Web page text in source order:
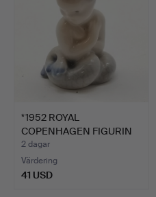
*1952 ROYAL
COPENHAGEN FIGURIN
DEN LILLA H…
2 dagar
Värdering
41 USD